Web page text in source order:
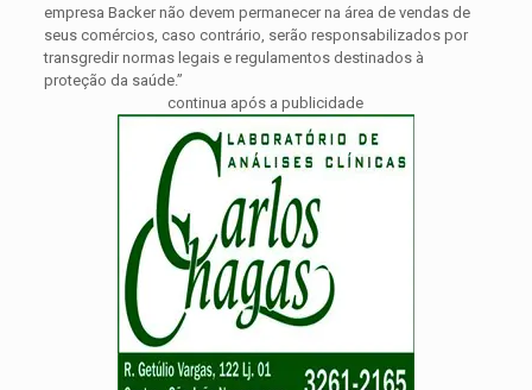
empresa Backer não devem permanecer na área de vendas de
seus comércios, caso contrário, serão responsabilizados por
transgredir normas legais e regulamentos destinados à
proteção da saúde.”
continua após a publicidade